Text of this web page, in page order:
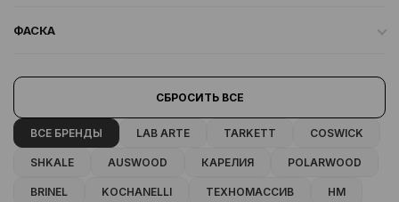
ФАСКА
СБРОСИТЬ ВСЕ
ВСЕ БРЕНДЫ LAB ARTE TARKETT COSWICK
SHKALE AUSWOOD КАРЕЛИЯ POLARWOOD
BRINEL KOCHANELLI ТЕХНОМАССИВ HM